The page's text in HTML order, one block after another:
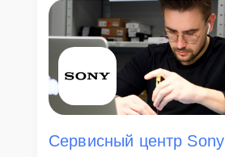
Сервисный центр Sony